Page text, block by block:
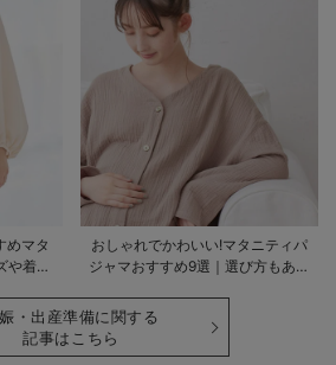
めマタ
や着る
おしゃれでかわいい!マタニティパ
ジャマおすすめ9選｜選び方もあわ
・出産準備に関する
記事はこちら